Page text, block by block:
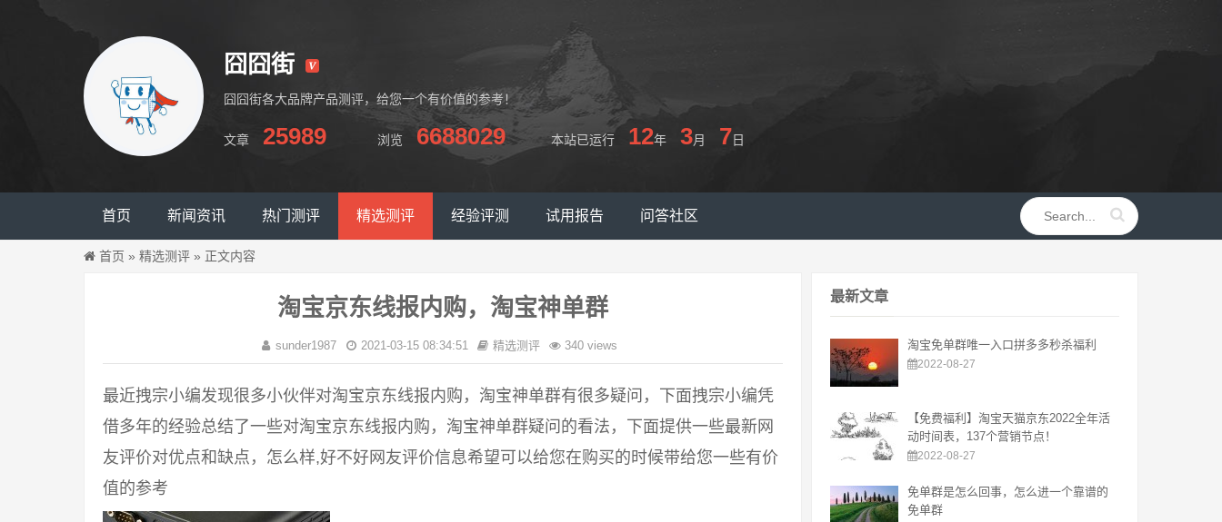
囧囧街
囧囧街各大品牌产品测评，给您一个有价值的参考！
文章 25989 浏览 6688029 本站已运行 12年 3月 7日
首页 新闻资讯 热门测评 精选测评 经验评测 试用报告 问答社区
首页 » 精选测评 » 正文内容
淘宝京东线报内购，淘宝神单群
sunder1987 2021-03-15 08:34:51 精选测评 340 views
最近拽宗小编发现很多小伙伴对淘宝京东线报内购，淘宝神单群有很多疑问，下面拽宗小编凭
借多年的经验总结了一些对淘宝京东线报内购，淘宝神单群疑问的看法，下面提供一些最新网
友评价对优点和缺点，怎么样,好不好网友评价信息希望可以给您在购买的时候带给您一些有价
值的参考
最新文章
淘宝免单群唯一入口拼多多秒杀福利
2022-08-27
【免费福利】淘宝天猫京东2022全年活
动时间表，137个营销节点！
2022-08-27
免单群是怎么回事，怎么进一个靠谱的
免单群